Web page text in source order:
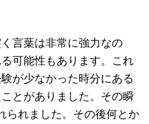
言葉は非常に強力なの
可能性もあります。これ
が少なかった時分にある
とがありました。その瞬
られました。その後何とか